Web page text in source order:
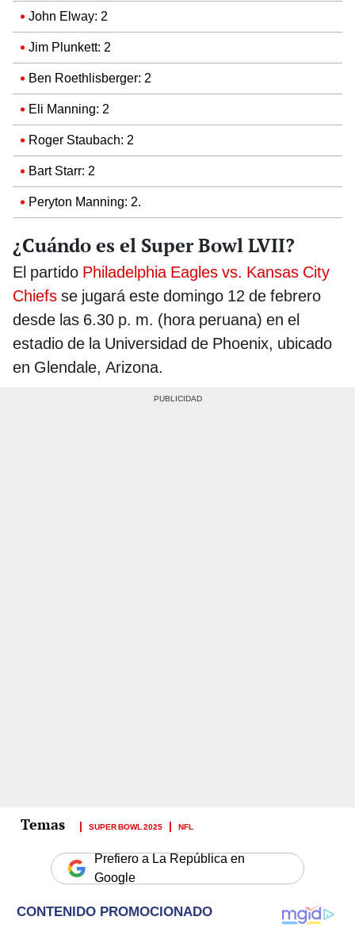
John Elway: 2
Jim Plunkett: 2
Ben Roethlisberger: 2
Eli Manning: 2
Roger Staubach: 2
Bart Starr: 2
Peryton Manning: 2.
¿Cuándo es el Super Bowl LVII?
El partido Philadelphia Eagles vs. Kansas City
Chiefs se jugará este domingo 12 de febrero
desde las 6.30 p. m. (hora peruana) en el
estadio de la Universidad de Phoenix, ubicado
en Glendale, Arizona.
SUPER BOWL 2025 NFL
Prefiero a La República en
Google